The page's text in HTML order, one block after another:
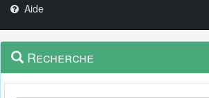
Aide
Navigation
outils
Menu
contextuel
Recherche